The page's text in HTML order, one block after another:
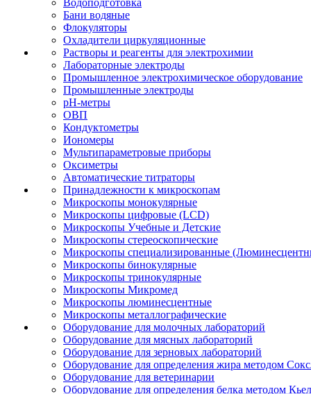
Водоподготовка
Бани водяные
Флокуляторы
Охладители циркуляционные
Растворы и реагенты для электрохимии
Лабораторные электроды
Промышленное электрохимическое оборудование
Промышленные электроды
pH-метры
ОВП
Кондуктометры
Иономеры
Мультипараметровые приборы
Оксиметры
Автоматические титраторы
Принадлежности к микроскопам
Микроскопы монокулярные
Микроскопы цифровые (LCD)
Микроскопы Учебные и Детские
Микроскопы стереоскопические
Микроскопы специализированные
Микроскопы бинокулярные
Микроскопы тринокулярные
Микроскопы Микромед
Микроскопы люминесцентные
Микроскопы металлографические
Оборудование для молочных лабораторий
Оборудование для мясных лабораторий
Оборудование для зерновых лабораторий
Оборудование для определения жира методом
Оборудование для ветеринарии
Оборудование для определения белка методом